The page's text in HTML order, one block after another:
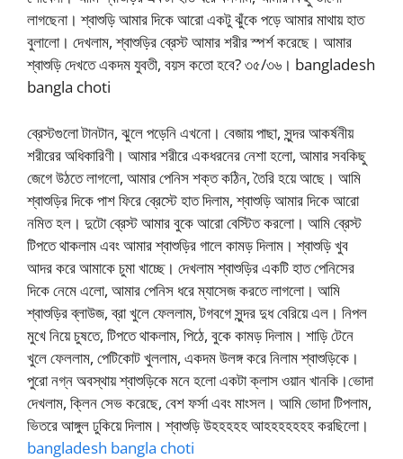
লাগছেনা। শ্বাশুড়ি আমার দিকে আরো একটু ঝুঁকে পড়ে আমার মাথায় হাত
বুলালো। দেখলাম, শ্বাশুড়ির ব্রেস্ট আমার শরীর স্পর্শ করেছে। আমার
শ্বাশুড়ি দেখতে একদম যুবতী, বয়স কতো হবে? ৩৫/৩৬। bangladesh
bangla choti
ব্রেস্টগুলো টানটান, ঝুলে পড়েনি এখনো। বেজায় পাছা, সুন্দর আকর্ষনীয়
শরীরের অধিকারিণী। আমার শরীরে একধরনের নেশা হলো, আমার সবকিছু
জেগে উঠতে লাগলো, আমার পেনিস শক্ত কঠিন, তৈরি হয়ে আছে। আমি
শ্বাশুড়ির দিকে পাশ ফিরে ব্রেস্টে হাত দিলাম, শ্বাশুড়ি আমার দিকে আরো
নমিত হল। দুটো ব্রেস্ট আমার বুকে আরো বেস্টিত করলো। আমি ব্রেস্ট
টিপতে থাকলাম এবং আমার শ্বাশুড়ির গালে কামড় দিলাম। শ্বাশুড়ি খুব
আদর করে আমাকে চুমা খাচ্ছে। দেখলাম শ্বাশুড়ির একটি হাত পেনিসের
দিকে নেমে এলো, আমার পেনিস ধরে ম্যাসেজ করতে লাগলো। আমি
শ্বাশুড়ির ব্লাউজ, ব্রা খুলে ফেললাম, টগবগে সুন্দর দুধ বেরিয়ে এল। নিপল
মুখে নিয়ে চুষতে, টিপতে থাকলাম, পিঠে, বুকে কামড় দিলাম। শাড়ি টেনে
খুলে ফেললাম, পেটিকোট খুললাম, একদম উলঙ্গ করে নিলাম শ্বাশুড়িকে।
পুরো নগ্ন অবস্থায় শ্বাশুড়িকে মনে হলো একটা ক্লাস ওয়ান খানকি।ভোদা
দেখলাম, ক্লিন সেভ করেছে, বেশ ফর্সা এবং মাংসল। আমি ভোদা টিপলাম,
ভিতরে আঙ্গুল ঢুকিয়ে দিলাম। শ্বাশুড়ি উহহহহহ আহহহহহহহ করছিলো।
bangladesh bangla choti